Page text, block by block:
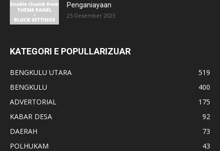
Penganiayaan
25 Desember 2023
KATEGORI E POPULLARIZUAR
BENGKULU UTARA
519
BENGKULU
400
ADVERTORIAL
175
KABAR DESA
92
DAERAH
73
POLHUKAM
43